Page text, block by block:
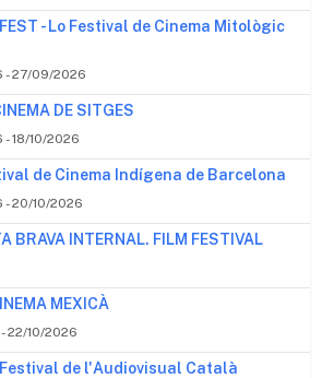
- Lo Festival de Cinema Mitològic
- 27/09/2026
DE SITGES
18/10/2026
de Cinema Indígena de Barcelona
- 20/10/2026
BRAVA INTERNAL. FILM FESTIVAL
MEXICÀ
22/10/2026
Festival de l'Audiovisual Català